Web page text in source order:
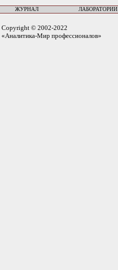
ЖУРНАЛ ЛАБОРАТОРИИ
Copyright © 2002-2022
«Аналитика-Мир профессионалов»